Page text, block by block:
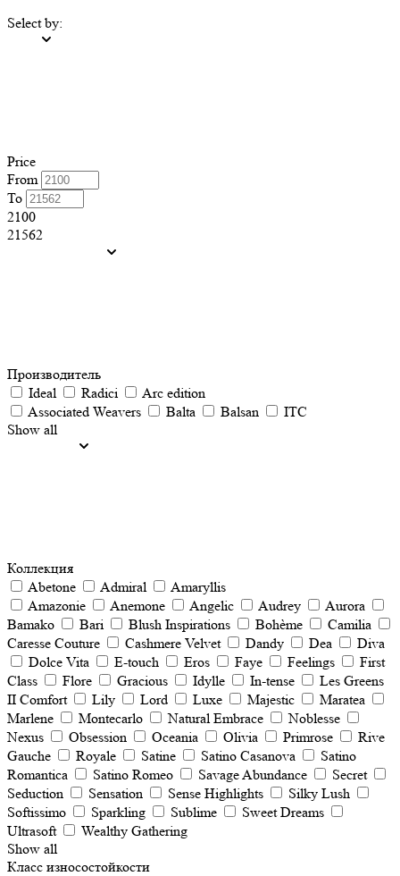
Select by:
Price
From
To
2100
21562
Производитель
Ideal
Radici
Arc edition
Associated Weavers
Balta Balsan
ITC
Show all
Коллекция
Abetone
Admiral
Amaryllis
Amazonie
Anemone Angelic Audrey
Aurora
Bamako
Bari Blush Inspirations Bohème
Camilia
Caresse Couture
Cashmere Velvet Dandy Dea
Diva
Dolce Vita
E-touch Eros Faye Feelings
First
Class
Flore Gracious Idylle In-tense
Les Greens
II Comfort
Lily Lord Luxe Majestic
Maratea
Marlene
Montecarlo Natural Embrace
Noblesse
Nеxus
Obsession Oceania Olivia Primrose
Rive
Gauche
Royale Satine Satino Casanova
Satino
Romantica
Satino Romeo Savage Abundance
Secret
Seduction
Sensation Sense Highlights
Silky Lush
Softissimo
Sparkling Sublime
Sweet Dreams
Ultrasoft
Wealthy Gathering
Show all
Класс износостойкости